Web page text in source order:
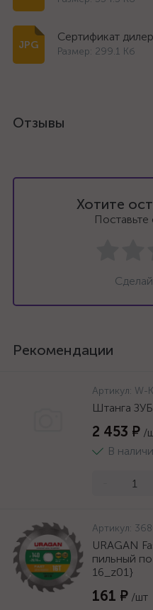
Сертификат
Размер: 299.1 Кб
Отзывы
Хотите
Рекомендации
Артикул: W-
Штанга
2 453 ₽ /
В
Артикул:
URAGAN
пильный
16_z01}
161 ₽ /шт